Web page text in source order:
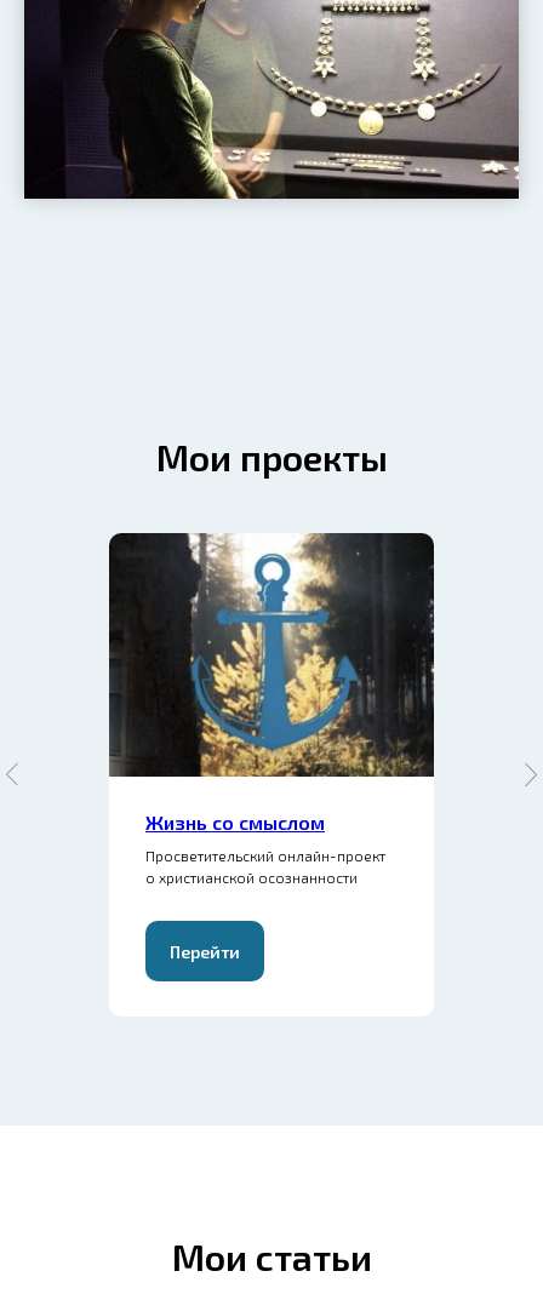
Мои проекты
Жизнь со смыслом
Просветительский онлайн-проект
о христианской осознанности
Перейти
Мои статьи